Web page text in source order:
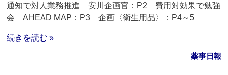
通知で対人業務推進 安川企画官：P2 費用対効果で勉強
会 AHEAD MAP：P3 企画〈衛生用品〉：P4～5
続きを読む »
薬事日報